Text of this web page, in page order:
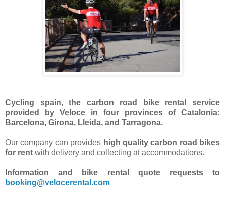
Cycling spain, the carbon road bike rental service
provided by Veloce in four provinces of Catalonia:
Barcelona, Girona, Lleida, and Tarragona.
Our company can provides high quality carbon road bikes
for rent with delivery and collecting at accommodations.
Information and bike rental quote requests to
booking@velocerental.com